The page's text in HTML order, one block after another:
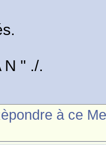
N " ./.
à ce